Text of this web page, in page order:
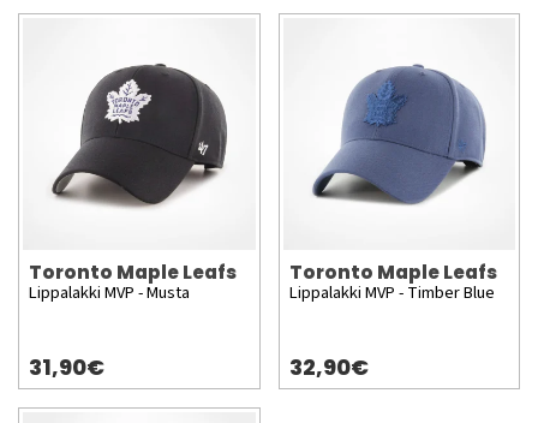
Toronto Maple Leafs
Lippalakki MVP - Musta
31,90€
Toronto Maple Leafs
Lippalakki MVP - Timber Blue
32,90€